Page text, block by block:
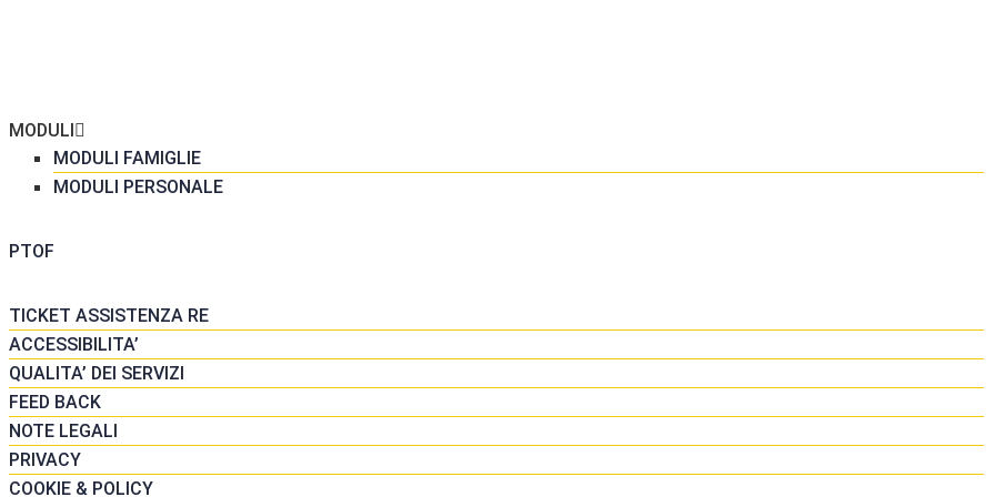
MODULI
MODULI FAMIGLIE
MODULI PERSONALE
PTOF
TICKET ASSISTENZA RE
ACCESSIBILITA’
QUALITA’ DEI SERVIZI
FEED BACK
NOTE LEGALI
PRIVACY
COOKIE & POLICY